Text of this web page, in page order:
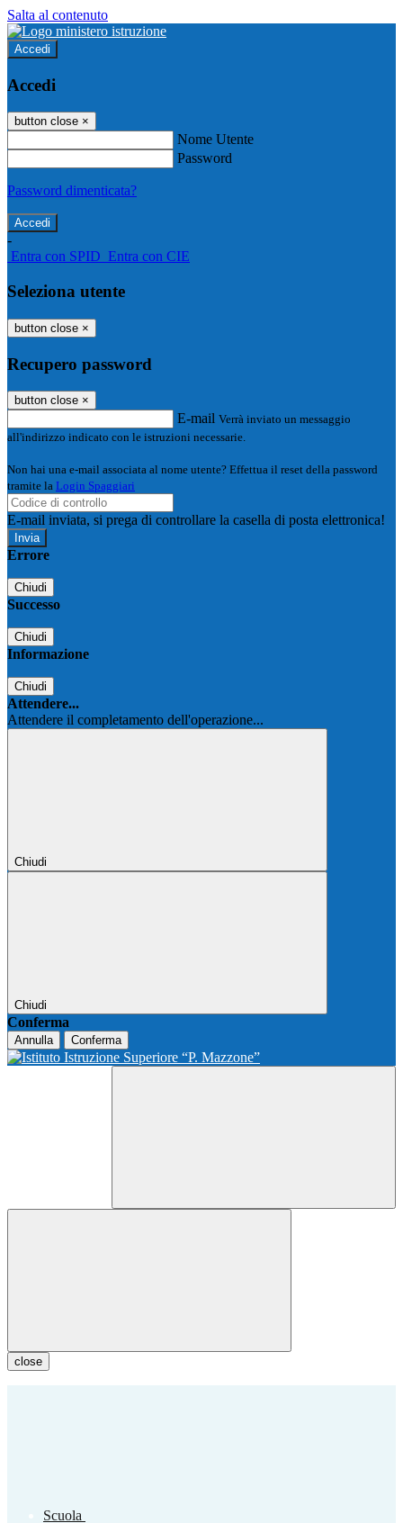
Salta al contenuto
Accedi
Accedi
button close ×
Nome Utente
Password
Password dimenticata?
-
Entra con SPID Entra con CIE
Seleziona utente
button close ×
Recupero password
button close ×
E-mail Verrà inviato un messaggio
all'indirizzo indicato con le istruzioni necessarie.
Non hai una e-mail associata al nome utente? Effettua il reset della password
tramite la Login Spaggiari
E-mail inviata, si prega di controllare la casella di posta elettronica!
Errore
Chiudi
Successo
Chiudi
Informazione
Chiudi
Attendere...
Attendere il completamento dell'operazione...
Chiudi
Chiudi
Conferma
Annulla Conferma
close
Scuola